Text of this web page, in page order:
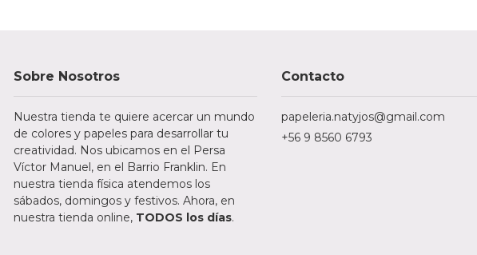
Sobre Nosotros
Nuestra tienda te quiere acercar un mundo
de colores y papeles para desarrollar tu
creatividad. Nos ubicamos en el Persa
Víctor Manuel, en el Barrio Franklin. En
nuestra tienda física atendemos los
sábados, domingos y festivos. Ahora, en
nuestra tienda online, TODOS los días.
Contacto
papeleria.natyjos@gmail.com
+56 9 8560 6793